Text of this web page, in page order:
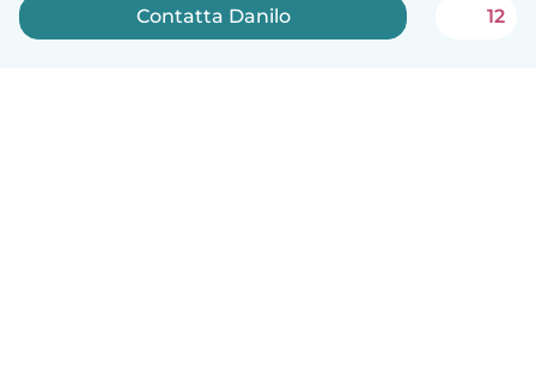
Contatta Danilo 12